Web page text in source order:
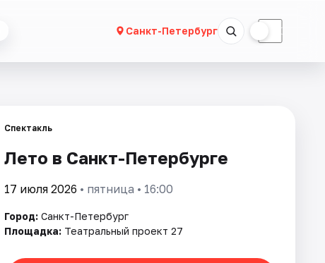
Санкт-Петербург ☾
Спектакль
Лето в Санкт-Петербурге
17 июля 2026 • пятница • 16:00
Город: Санкт-Петербург
Площадка: Театральный проект 27